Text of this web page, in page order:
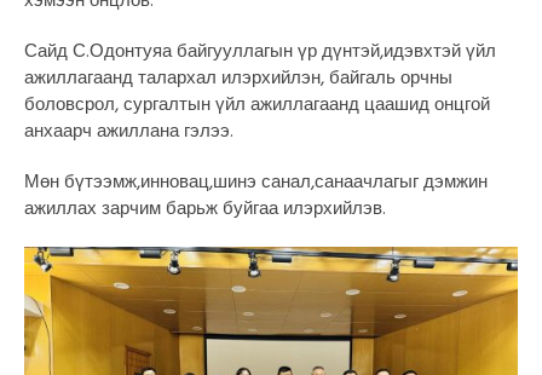
Сайд С.Одонтуяа байгууллагын үр дүнтэй,идэвхтэй үйл
ажиллагаанд талархал илэрхийлэн, байгаль орчны
боловсрол, сургалтын үйл ажиллагаанд цаашид онцгой
анхаарч ажиллана гэлээ.
Мөн бүтээмж,инновац,шинэ санал,санаачлагыг дэмжин
ажиллах зарчим барьж буйгаа илэрхийлэв.